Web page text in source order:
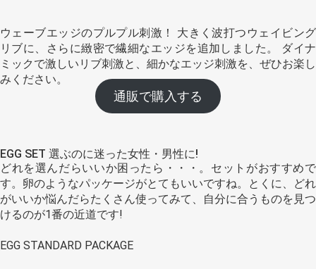
ウェーブエッジのプルプル刺激！ 大きく波打つウェイビング
リブに、さらに緻密で繊細なエッジを追加しました。 ダイナ
ミックで激しいリブ刺激と、細かなエッジ刺激を、ぜひお楽し
みください。
通販で購入する
EGG SET 選ぶのに迷った女性・男性に!
どれを選んだらいいか困ったら・・・。セットがおすすめで
す。卵のようなパッケージがとてもいいですね。とくに、どれ
がいいか悩んだらたくさん使ってみて、自分に合うものを見つ
けるのが1番の近道です!
EGG STANDARD PACKAGE